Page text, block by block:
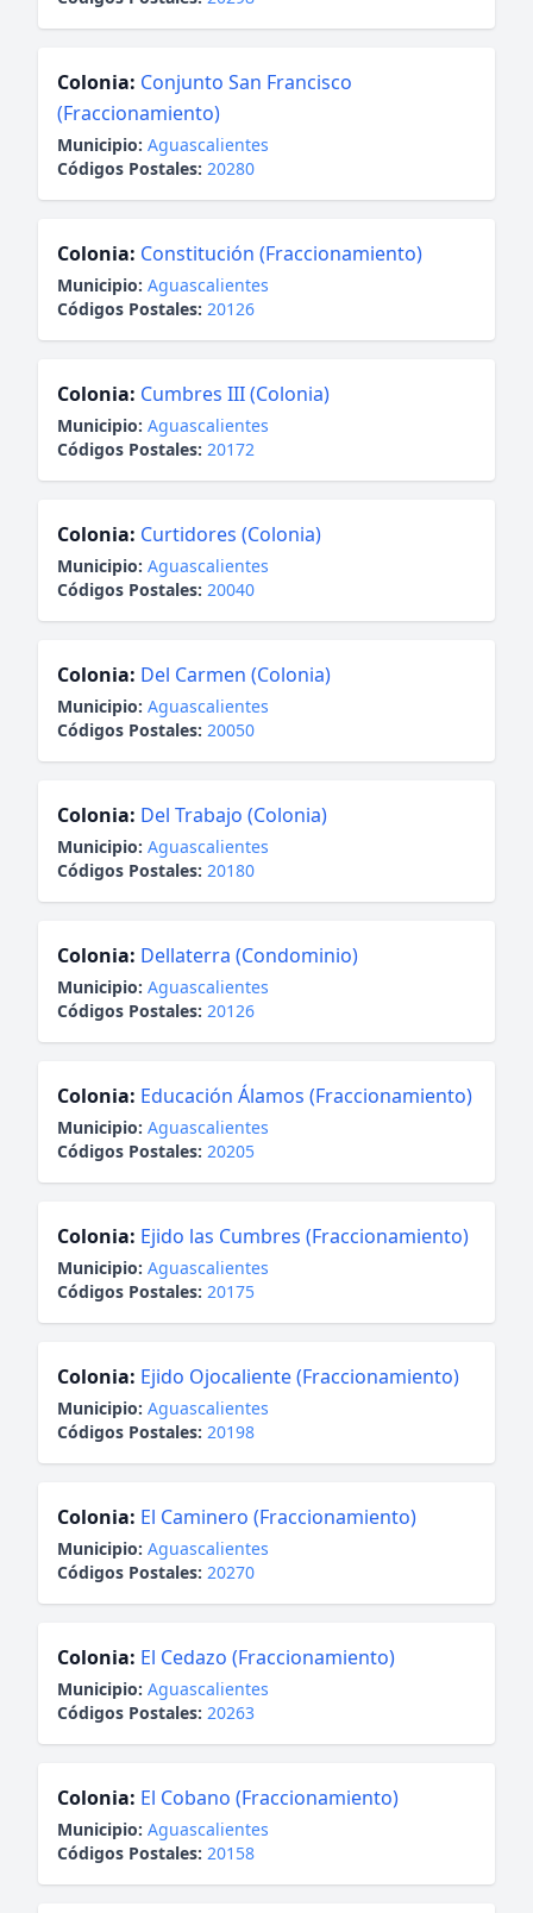
Colonia: Conjunto San Francisco
(Fraccionamiento)
Municipio: Aguascalientes
Códigos Postales: 20280
Colonia: Constitución (Fraccionamiento)
Municipio: Aguascalientes
Códigos Postales: 20126
Colonia: Cumbres III (Colonia)
Municipio: Aguascalientes
Códigos Postales: 20172
Colonia: Curtidores (Colonia)
Municipio: Aguascalientes
Códigos Postales: 20040
Colonia: Del Carmen (Colonia)
Municipio: Aguascalientes
Códigos Postales: 20050
Colonia: Del Trabajo (Colonia)
Municipio: Aguascalientes
Códigos Postales: 20180
Colonia: Dellaterra (Condominio)
Municipio: Aguascalientes
Códigos Postales: 20126
Colonia: Educación Álamos (Fraccionamiento)
Municipio: Aguascalientes
Códigos Postales: 20205
Colonia: Ejido las Cumbres (Fraccionamiento)
Municipio: Aguascalientes
Códigos Postales: 20175
Colonia: Ejido Ojocaliente (Fraccionamiento)
Municipio: Aguascalientes
Códigos Postales: 20198
Colonia: El Caminero (Fraccionamiento)
Municipio: Aguascalientes
Códigos Postales: 20270
Colonia: El Cedazo (Fraccionamiento)
Municipio: Aguascalientes
Códigos Postales: 20263
Colonia: El Cobano (Fraccionamiento)
Municipio: Aguascalientes
Códigos Postales: 20158